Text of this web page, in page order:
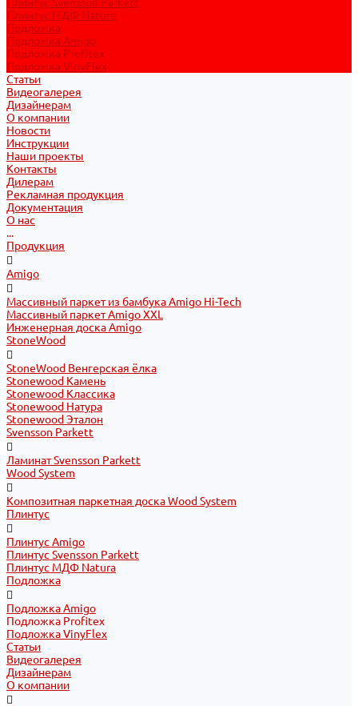
Плинтус МДФ Natura
Подложка
Подложка Amigo
Подложка Profitex
Подложка VinyFlex
Статьи
Видеогалерея
Дизайнерам
О компании
Новости
Инструкции
Наши проекты
Контакты
Дилерам
Рекламная продукция
Документация
О нас
...
Продукция
Amigo
Массивный паркет из бамбука Amigo Hi-Tech
Массивный паркет Amigo XXL
Инженерная доска Amigo
StoneWood
StoneWood Венгерская ёлка
Stonewood Камень
Stonewood Классика
Stonewood Натура
Stonewood Эталон
Svensson Parkett
Ламинат Svensson Parkett
Wood System
Композитная паркетная доска Wood System
Плинтус
Плинтус Amigo
Плинтус Svensson Parkett
Плинтус МДФ Natura
Подложка
Подложка Amigo
Подложка Profitex
Подложка VinyFlex
Статьи
Видеогалерея
Дизайнерам
О компании